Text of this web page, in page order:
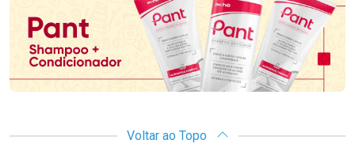
Voltar ao Topo